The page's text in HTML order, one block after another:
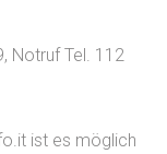
Notruf Tel. 112
ist es möglich